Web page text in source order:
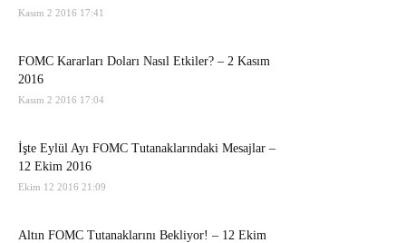
Kasım 2 2016 17:41
FOMC Kararları Doları Nasıl Etkiler? – 2 Kasım
2016
Kasım 2 2016 17:04
İşte Eylül Ayı FOMC Tutanaklarındaki Mesajlar –
12 Ekim 2016
Ekim 12 2016 21:09
Altın FOMC Tutanaklarını Bekliyor! – 12 Ekim